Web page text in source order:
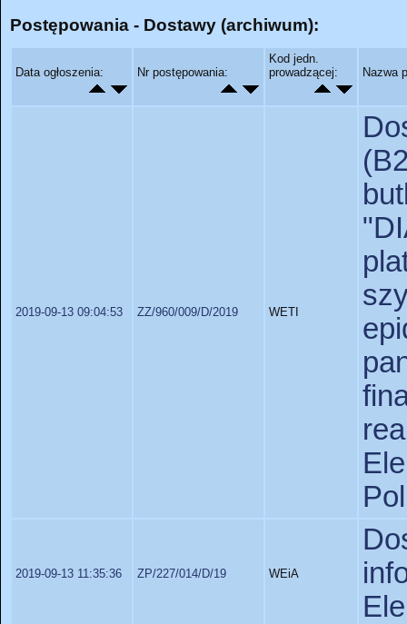
Postępowania - Dostawy (archiwum):
Data ogłoszenia: Nr postępowania:
Kod jedn.
prowadzącej:
Nazwa
2019-09-13 09:04:53 ZZ/960/009/D/2019 WETI
2019-09-13 11:35:36 ZP/227/014/D/19 WEiA